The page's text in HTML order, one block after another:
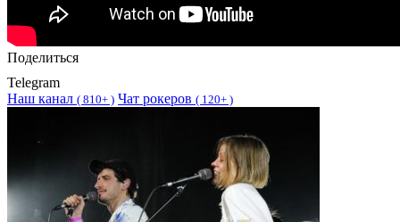
Поделиться
Telegram
Наш канал ( 810+ ) Чат рокеров ( 120+ )